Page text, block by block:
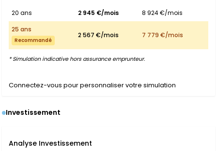
20 ans
2 945 €/mois
8 924 €/mois
25 ans
Recommandé
2 567 €/mois 7 779 €/mois
* Simulation indicative hors assurance emprunteur.
Connectez-vous pour personnaliser votre simulation
Investissement
Analyse Investissement